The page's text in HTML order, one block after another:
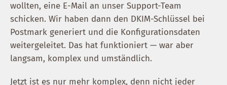
wollten, eine E-Mail an unser Support-Team
schicken. Wir haben dann den DKIM-Schlüssel bei
Postmark generiert und die Konfigurationsdaten
weitergeleitet. Das hat funktioniert — war aber
langsam, komplex und umständlich.
Jetzt ist es nur mehr komplex, denn nicht jeder